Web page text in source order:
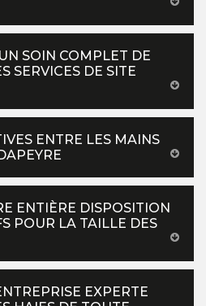
SOIN COMPLET DE
SERVICES DE SITE
ENTRE LES MAINS
ENTIÈRE DISPOSITION
POUR LA TAILLE DES
EXPERTE